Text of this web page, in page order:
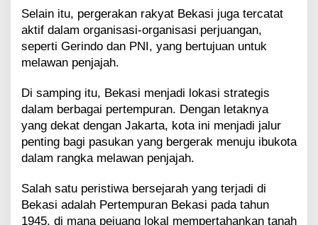
Selain itu, pergerakan rakyat Bekasi juga tercatat
aktif dalam organisasi-organisasi perjuangan,
seperti Gerindo dan PNI, yang bertujuan untuk
melawan penjajah.
Di samping itu, Bekasi menjadi lokasi strategis
dalam berbagai pertempuran. Dengan letaknya
yang dekat dengan Jakarta, kota ini menjadi jalur
penting bagi pasukan yang bergerak menuju ibukota
dalam rangka melawan penjajah.
Salah satu peristiwa bersejarah yang terjadi di
Bekasi adalah Pertempuran Bekasi pada tahun
1945, di mana pejuang lokal mempertahankan tanah